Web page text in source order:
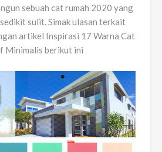
sebuah cat rumah 2020 yang
sulit. Simak ulasan terkait
artikel Inspirasi 17 Warna Cat
Minimalis berikut ini